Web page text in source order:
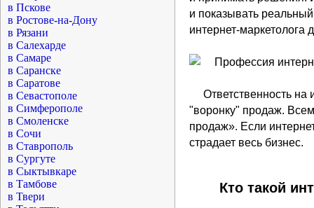
и показывать
интернет-маркетолога
Ответственность на
"воронку" продаж.
продаж». Если
страдает весь бизнес.
Кто такой
в Пскове
в Ростове-на-Дону
в Рязани
в Салехарде
в Самаре
в Саранске
в Саратове
в Севастополе
в Симферополе
в Смоленске
в Сочи
в Ставрополь
в Сургуте
в Сыктывкаре
в Тамбове
в Твери